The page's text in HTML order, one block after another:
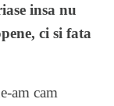
insa nu
ci si fata
am cam